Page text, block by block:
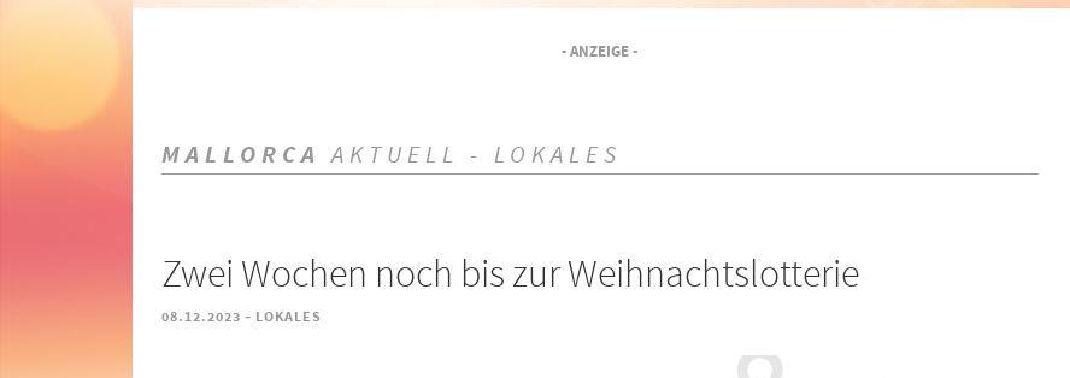
- ANZEIGE -
MALLORCA AKTUELL - LOKALES
Zwei Wochen noch bis zur Weihnachtslotterie
08.12.2023 - LOKALES